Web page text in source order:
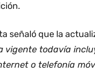
señaló que la
vigente todavía
o telefonía